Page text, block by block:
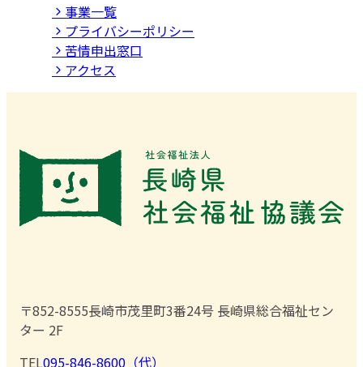
事業⼀覧
プライバシーポリシー
苦情申出窓口
アクセス
〒852-8555長崎市茂里町3番24号 長崎県総合福祉セン
ター 2F
TEL095-846-8600（代）